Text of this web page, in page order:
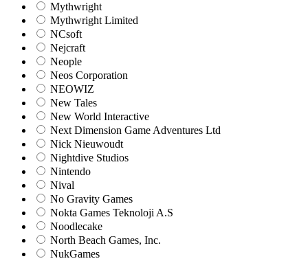
Mythwright
Mythwright Limited
NCsoft
Nejcraft
Neople
Neos Corporation
NEOWIZ
New Tales
New World Interactive
Next Dimension Game Adventures Ltd
Nick Nieuwoudt
Nightdive Studios
Nintendo
Nival
No Gravity Games
Nokta Games Teknoloji A.S
Noodlecake
North Beach Games, Inc.
NukGames